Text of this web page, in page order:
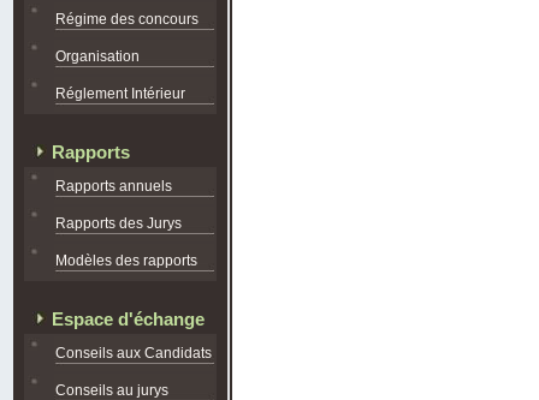
Régime des concours
Organisation
Réglement Intérieur
Rapports
Rapports annuels
Rapports des Jurys
Modèles des rapports
Espace d'échange
Conseils aux Candidats
Conseils au jurys